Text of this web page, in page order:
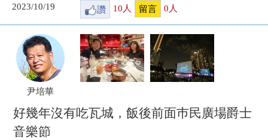
2023/10/19 讚 10 人 留言 0 人
尹培華
好幾年沒有吃瓦城，飯後前面巿民廣場爵士
音樂節